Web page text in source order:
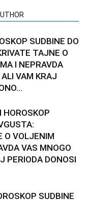
SUDBINE DO
TAJNE O
I NEPRAVDA
VAM KRAJ
HOROSKOP
O VOLJENIM
VAS MNOGO
PERIODA DONOSI
SUDBINE